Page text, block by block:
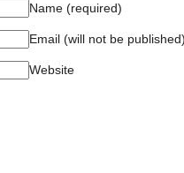
Name (required)
Email (will not be published)
Website